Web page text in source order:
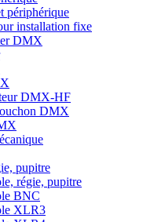
périphérique
installation fixe
DMX
DMX-HF
DMX
pupitre
régie, pupitre
BNC
XLR3